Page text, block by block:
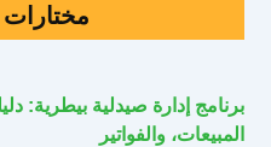
مختارات
برنامج إدارة صيدلية بيطرية:
المبيعات، والفواتير